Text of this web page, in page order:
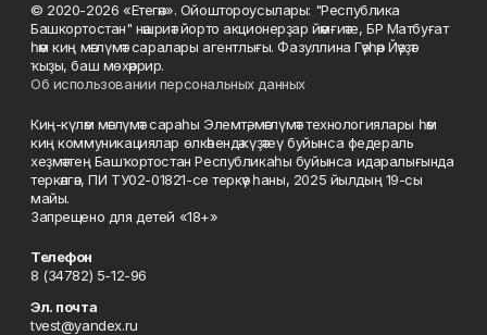
© 2020-2026 «Етегән». Ойоштороусылары: "Республика
Башкортостан" нәшриәт йорто акционерҙар йәмғиәте, БР Матбуғат
һәм киң мәғлүмәт саралары агентлығы. Фазуллина Гәүһәр Йәүҙәт
ҡыҙы, баш мөхәррир.
Об использовании персональных данных
Киң-күләм мәғлүмәт сараһы Элемтә, мәғлүмәт технологиялары һәм
киң коммуникациялар өлкәһендә күҙәтеү буйынса федераль
хеҙмәттең Башҡортостан Республикаһы буйынса идаралығында
теркәлгән, ПИ ТУ02-01821-се теркәү һаны, 2025 йылдың 19-сы
майы.
Запрещено для детей «18+»
Телефон
8 (34782) 5-12-96
Эл. почта
tvest@yandex.ru